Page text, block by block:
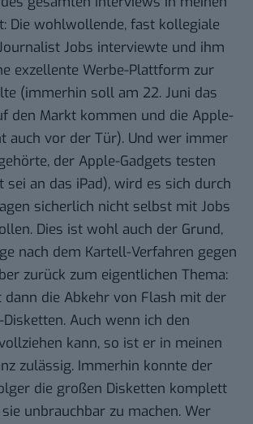
Die wohlwollende, fast kollegiale
Jobs interviewte und ihm
exzellente Werbe-Plattform zur
(immerhin soll am 22. Juni das
den Markt kommen und die Apple-
auch vor der Tür). Und wer immer
der Apple-Gadgets testen
sei an das iPad), wird es sich durch
sicherlich nicht selbst mit Jobs
Dies ist wohl auch der Grund,
nach dem Kartell-Verfahren gegen
zurück zum eigentlichen Thema:
dann die Abkehr von Flash mit der
Auch wenn ich den
kann, so ist er in meinen
zulässig. Immerhin konnte der
die großen Disketten komplett
unbrauchbar zu machen. Wer